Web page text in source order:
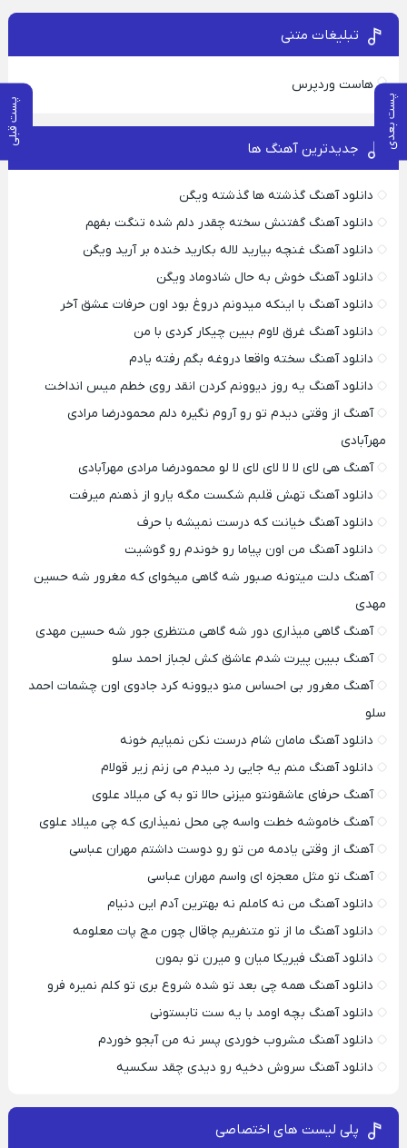
پست بعدی پست قبلی
تبلیغات متنی
هاست وردپرس
جدیدترین آهنگ ها
دانلود آهنگ گذشته ها گذشته ویگن
دانلود آهنگ گفتنش سخته چقدر دلم شده تنگت بفهم
دانلود آهنگ غنچه بیارید لاله بکارید خنده بر آرید ویگن
دانلود آهنگ خوش به حال شادوماد ویگن
دانلود آهنگ با اینکه میدونم دروغ بود اون حرفات عشق آخر
دانلود آهنگ غرق لاوم ببین چیکار کردی با من
دانلود آهنگ سخته واقعا دروغه بگم رفته یادم
دانلود آهنگ یه روز دیوونم کردن انقد روی خطم میس انداخت
آهنگ از وقتی دیدم تو رو آروم نگیره دلم محمودرضا مرادی
مهرآبادی
آهنگ هی لای لا لا لای لای لا لو محمودرضا مرادی مهرآبادی
دانلود آهنگ تهش قلبم شکست مگه یارو از ذهنم میرفت
دانلود آهنگ خیانت که درست نمیشه با حرف
دانلود آهنگ من اون پیاما رو خوندم رو گوشیت
آهنگ دلت میتونه صبور شه گاهی میخوای که مغرور شه حسین
مهدی
آهنگ گاهی میذاری دور شه گاهی منتظری جور شه حسین مهدی
آهنگ ببین پیرت شدم عاشق کش لجباز احمد سلو
آهنگ مغرور بی احساس منو دیوونه کرد جادوی اون چشمات احمد
سلو
دانلود آهنگ مامان شام درست نکن نمیایم خونه
دانلود آهنگ منم یه جایی رد میدم می زنم زیر قولام
آهنگ حرفای عاشقونتو میزنی حالا تو به کی میلاد علوی
آهنگ خاموشه خطت واسه چی محل نمیذاری که چی میلاد علوی
آهنگ از وقتی یادمه من تو رو دوست داشتم مهران عباسی
آهنگ تو مثل معجزه ای واسم مهران عباسی
دانلود آهنگ من نه کاملم نه بهترین آدم این دنیام
دانلود آهنگ ما از تو متنفریم چاقال چون مچ پات معلومه
دانلود آهنگ فیریکا میان و میرن تو بمون
دانلود آهنگ همه چی بعد تو شده شروع بری تو کلم نمیره فرو
دانلود آهنگ بچه اومد با یه ست تابستونی
دانلود آهنگ مشروب خوردی پسر نه من آبجو خوردم
دانلود آهنگ سروش دخیه رو دیدی چقد سکسیه
پلی لیست های اختصاصی